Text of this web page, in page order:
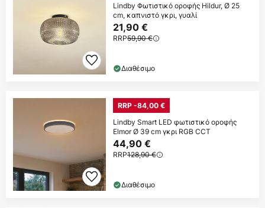
Lindby Φωτιστικό οροφής Hildur, Ø 25
cm, καπνιστό γκρι, γυαλί
21,90 €
RRP59,90 €
Διαθέσιμο
RRP -84,00 €
Lindby Smart LED φωτιστικό οροφής
Elmor Ø 39 cm γκρι RGB CCT
44,90 €
RRP128,90 €
Διαθέσιμο